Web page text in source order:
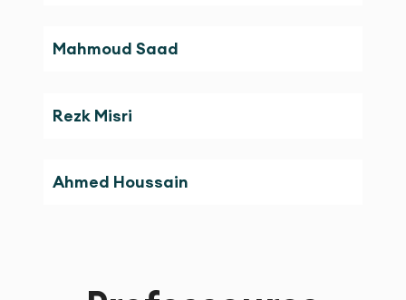
Mahmoud Saad
Rezk Misri
Ahmed Houssain